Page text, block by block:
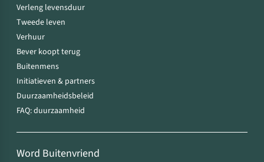
Verleng levensduur
Tweede leven
Verhuur
Bever koopt terug
Buitenmens
Initiatieven & partners
Duurzaamheidsbeleid
FAQ: duurzaamheid
Word Buitenvriend